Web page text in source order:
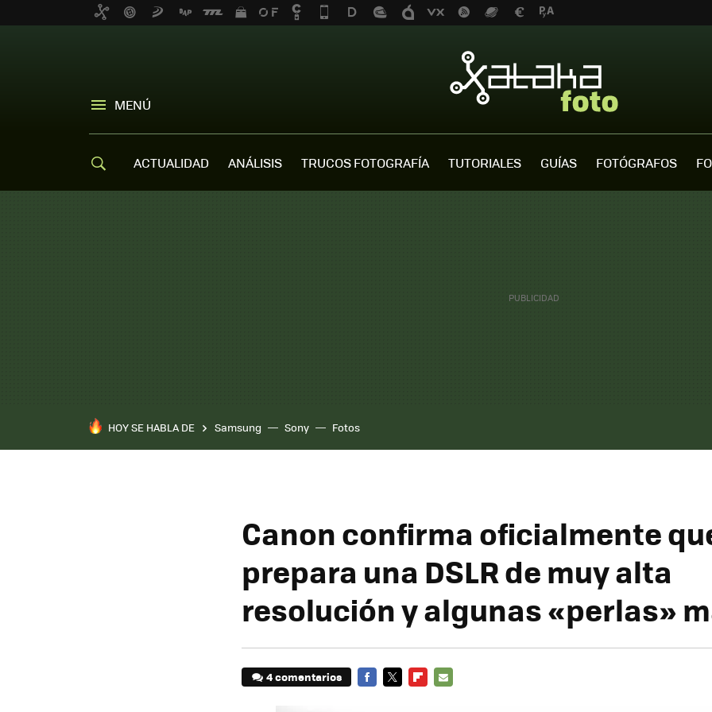
MENÚ
ACTUALIDAD ANÁLISIS TRUCOS FOTOGRAFÍA TUTORIALES GUÍAS FOTÓGRAFOS
HOY SE HABLA DE Samsung Sony Fotos
Canon confirma oficialmente
prepara una DSLR de muy alta
resolución y algunas «perlas»
4 comentarios